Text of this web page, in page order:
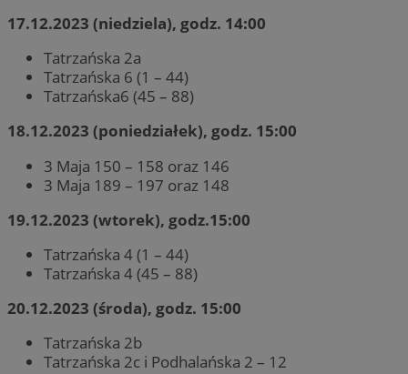
17.12.2023 (niedziela), godz. 14:00
Tatrzańska 2a
Tatrzańska 6 (1 – 44)
Tatrzańska6 (45 – 88)
18.12.2023 (poniedziałek), godz. 15:00
3 Maja 150 – 158 oraz 146
3 Maja 189 – 197 oraz 148
19.12.2023 (wtorek), godz.15:00
Tatrzańska 4 (1 – 44)
Tatrzańska 4 (45 – 88)
20.12.2023 (środa), godz. 15:00
Tatrzańska 2b
Tatrzańska 2c i Podhalańska 2 – 12